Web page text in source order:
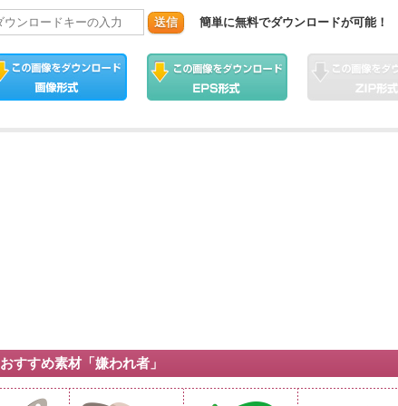
送信 簡単に無料でダウンロードが可能！
おすすめ素材「嫌われ者」